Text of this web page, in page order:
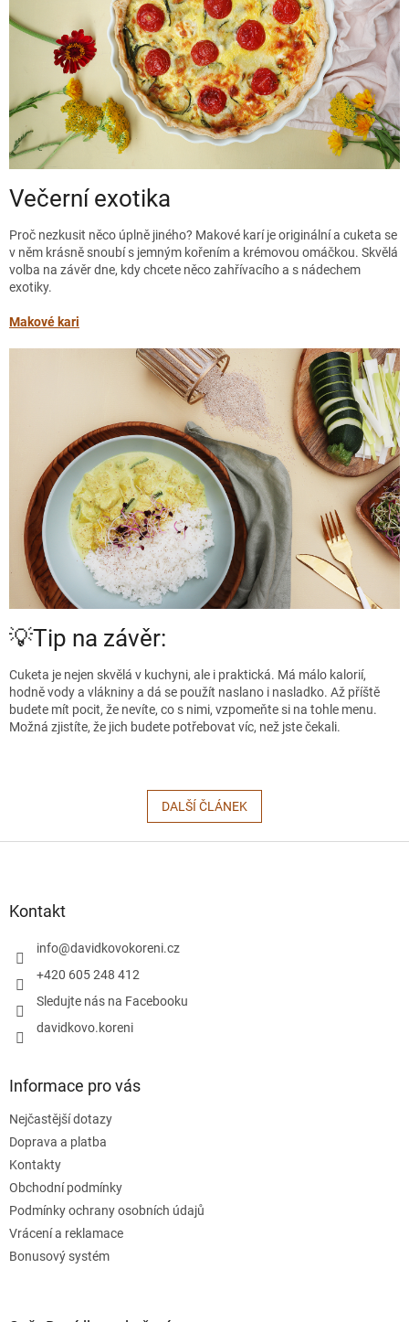
Večerní exotika
Proč nezkusit něco úplně jiného? Makové karí je originální a cuketa se
v něm krásně snoubí s jemným kořením a krémovou omáčkou. Skvělá
volba na závěr dne, kdy chcete něco zahřívacího a s nádechem
exotiky.
Makové kari
💡Tip na závěr:
Cuketa je nejen skvělá v kuchyni, ale i praktická. Má málo kalorií,
hodně vody a vlákniny a dá se použít naslano i nasladko. Až příště
budete mít pocit, že nevíte, co s nimi, vzpomeňte si na tohle menu.
Možná zjistíte, že jich budete potřebovat víc, než jste čekali.
DALŠÍ ČLÁNEK
Kontakt
info@davidkovokoreni.cz
+420 605 248 412
Sledujte nás na Facebooku
davidkovo.koreni
Informace pro vás
Nejčastější dotazy
Doprava a platba
Kontakty
Obchodní podmínky
Podmínky ochrany osobních údajů
Vrácení a reklamace
Bonusový systém